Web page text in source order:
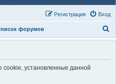
Вход
Регистрация
форумов
о
cookie, установленные данной